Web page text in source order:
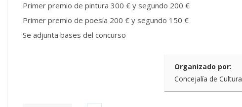
Primer premio de pintura 300 € y segundo 200 €
Primer premio de poesía 200 € y segundo 150 €
Se adjunta bases del concurso
Organizado por:
Concejalía de Cultura